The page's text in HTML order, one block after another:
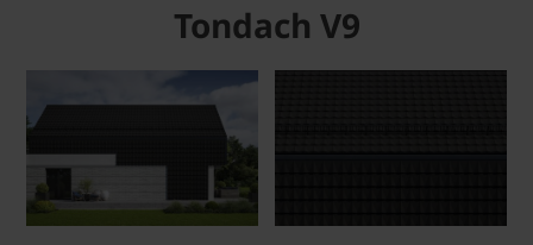
Tondach V9